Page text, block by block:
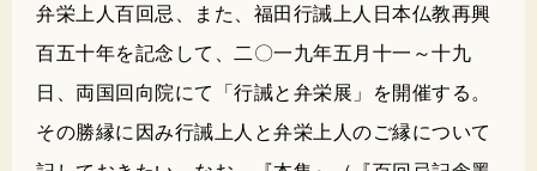
弁栄上人百回忌、また、福田行誡上人日本仏教再興
百五十年を記念して、二〇一九年五月十一～十九
日、両国回向院にて「行誡と弁栄展」を開催する。
その勝縁に因み行誡上人と弁栄上人のご縁について